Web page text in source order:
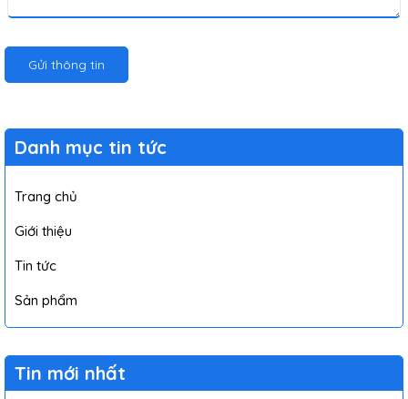
Gửi thông tin
Danh mục tin tức
Trang chủ
Giới thiệu
Tin tức
Sản phẩm
Tin mới nhất